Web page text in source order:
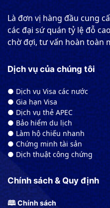
Là đơn vị hàng đầu cung
các đại sứ quán tỷ lệ đỗ
chờ đợi, tư vấn hoàn toàn
Dịch vụ của chúng tôi
● Dịch vụ Visa các nước
● Gia hạn Visa
● Dịch vụ thẻ APEC
● Bảo hiểm du lịch
● Làm hộ chiếu nhanh
● Chứng minh tài sản
● Dịch thuật công chứng
Chính sách & Quy định
🕮 Chính sách